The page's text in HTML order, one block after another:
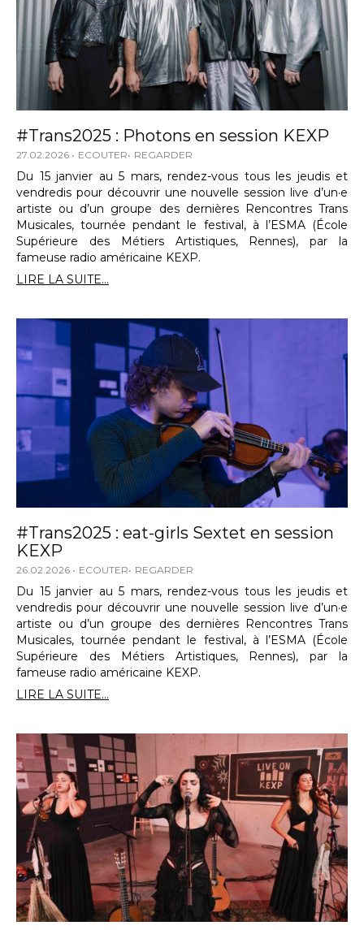
#Trans2025 : Photons en session KEXP
27.02.2026 ECOUTER REGARDER
Du 15 janvier au 5 mars, rendez-vous tous les jeudis et
vendredis pour découvrir une nouvelle session live d’un·e
artiste ou d’un groupe des dernières Rencontres Trans
Musicales, tournée pendant le festival, à l’ESMA (École
Supérieure des Métiers Artistiques, Rennes), par la
fameuse radio américaine KEXP.
LIRE LA SUITE...
#Trans2025 : eat-girls Sextet en session
KEXP
26.02.2026 ECOUTER REGARDER
Du 15 janvier au 5 mars, rendez-vous tous les jeudis et
vendredis pour découvrir une nouvelle session live d’un·e
artiste ou d’un groupe des dernières Rencontres Trans
Musicales, tournée pendant le festival, à l’ESMA (École
Supérieure des Métiers Artistiques, Rennes), par la
fameuse radio américaine KEXP.
LIRE LA SUITE...